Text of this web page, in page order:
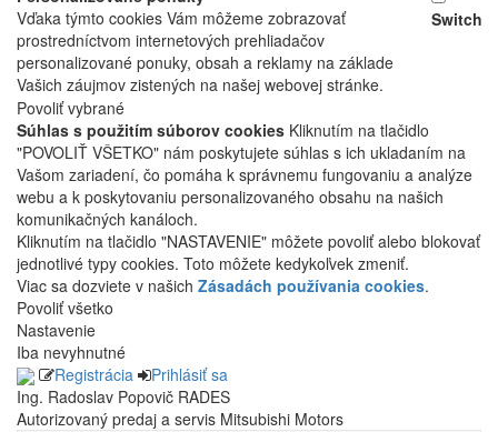
Vďaka týmto cookies Vám môžeme zobrazovať
prostredníctvom internetových prehliadačov
personalizované ponuky, obsah a reklamy na základe
Vašich záujmov zistených na našej webovej stránke.
Switch
Povoliť vybrané
Súhlas s použitím súborov cookies Kliknutím na tlačidlo
"POVOLIŤ VŠETKO" nám poskytujete súhlas s ich ukladaním na
Vašom zariadení, čo pomáha k správnemu fungovaniu a analýze
webu a k poskytovaniu personalizovaného obsahu na našich
komunikačných kanáloch.
Kliknutím na tlačidlo "NASTAVENIE" môžete povoliť alebo blokovať
jednotlivé typy cookies. Toto môžete kedykoľvek zmeniť.
Viac sa dozviete v našich Zásadách používania cookies.
Povoliť všetko
Nastavenie
Iba nevyhnutné
Registrácia
Prihlásiť sa
Ing. Radoslav Popovič RADES
Autorizovaný predaj a servis Mitsubishi Motors